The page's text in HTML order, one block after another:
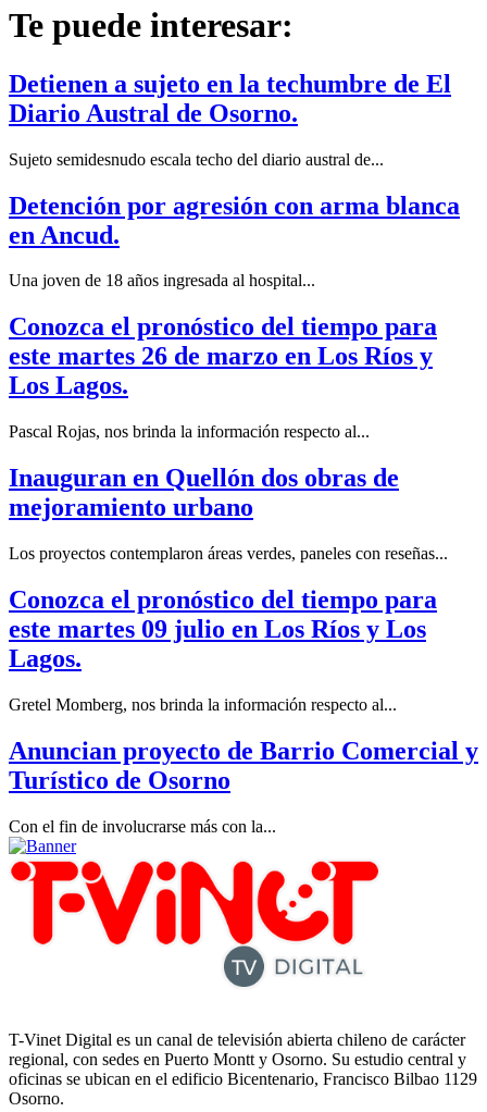
Te puede interesar:
Detienen a sujeto en la techumbre de El
Diario Austral de Osorno.
Sujeto semidesnudo escala techo del diario austral de...
Detención por agresión con arma blanca
en Ancud.
Una joven de 18 años ingresada al hospital...
Conozca el pronóstico del tiempo para
este martes 26 de marzo en Los Ríos y
Los Lagos.
Pascal Rojas, nos brinda la información respecto al...
Inauguran en Quellón dos obras de
mejoramiento urbano
Los proyectos contemplaron áreas verdes, paneles con reseñas...
Conozca el pronóstico del tiempo para
este martes 09 julio en Los Ríos y Los
Lagos.
Gretel Momberg, nos brinda la información respecto al...
Anuncian proyecto de Barrio Comercial y
Turístico de Osorno
Con el fin de involucrarse más con la...
T-Vinet Digital es un canal de televisión abierta chileno de carácter
regional, con sedes en Puerto Montt y Osorno. Su estudio central y
oficinas se ubican en el edificio Bicentenario, Francisco Bilbao 1129
Osorno.